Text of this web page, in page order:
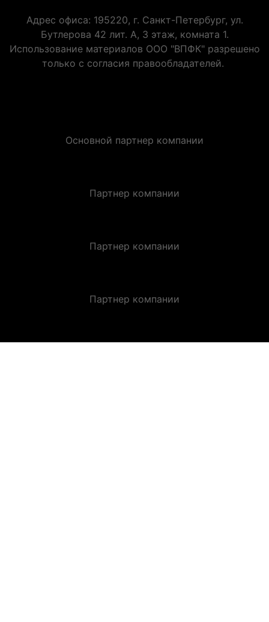
Адрес офиса: 195220, г. Санкт-Петербург, ул.
Бутлерова 42 лит. А, 3 этаж, комната 1.
Использование материалов ООО "ВПФК" разрешено
только с согласия правообладателей.
Основной партнер компании
Партнер компании
Партнер компании
Партнер компании
ЗАКАЗАТЬ ЗВОНОК.